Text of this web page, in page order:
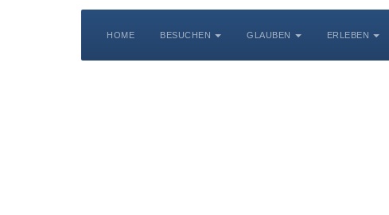
HOME BESUCHEN GLAUBEN ERLEBEN